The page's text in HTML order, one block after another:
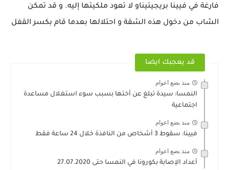
فارغة في فيينا بريجيتيناو لا تعود ملكيتها إليه. و قد تمكن
الشاب من دخول هذه الشقة و احتلالها بعدما قام بكسر القفل
قد يعجبك ايضا
منذ بضع اعوام
النمسا: سيدة تبلغ عن أختها بسبب سوء استغلال مساعدة
اجتماعية
منذ بضع اعوام
فيينا: سقوط 3 أشخاص من النافذة خلال 24 ساعة فقط
منذ بضع اعوام
أعداد الإصابة بكورونا في النمسا حتى 27.07.2020